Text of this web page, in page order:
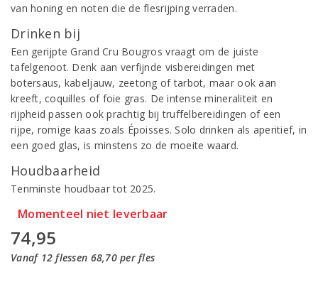
van honing en noten die de flesrijping verraden.
Drinken bij
Een gerijpte Grand Cru Bougros vraagt om de juiste
tafelgenoot. Denk aan verfijnde visbereidingen met
botersaus, kabeljauw, zeetong of tarbot, maar ook aan
kreeft, coquilles of foie gras. De intense mineraliteit en
rijpheid passen ook prachtig bij truffelbereidingen of een
rijpe, romige kaas zoals Époisses. Solo drinken als aperitief, in
een goed glas, is minstens zo de moeite waard.
Houdbaarheid
Tenminste houdbaar tot 2025.
Momenteel niet leverbaar
74,95
Vanaf 12 flessen 68,70 per fles